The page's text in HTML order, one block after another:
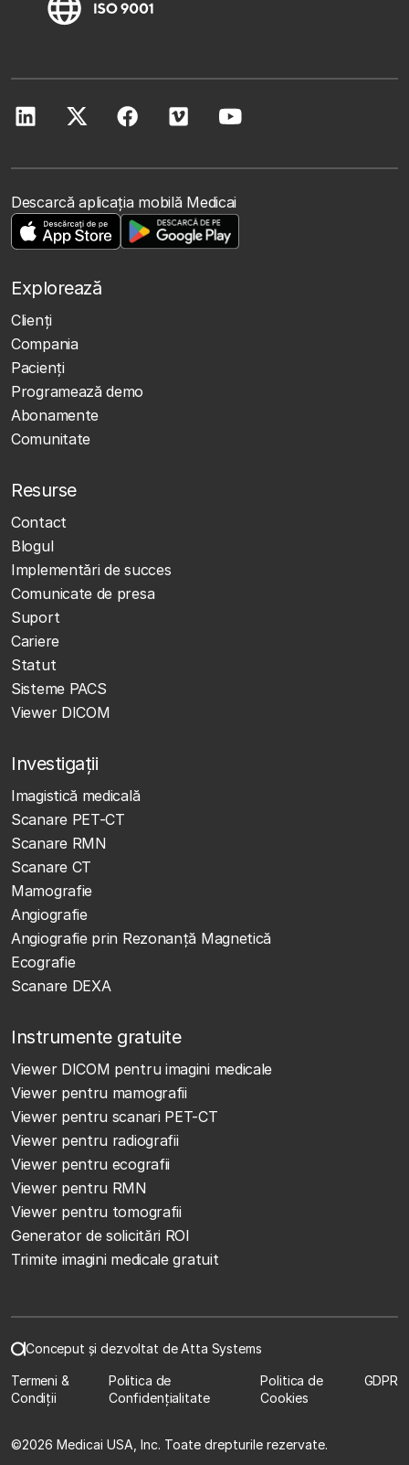
Descarcă aplicația mobilă Medicai
Explorează
Clienţi
Compania
Pacienți
Programează demo
Abonamente
Comunitate
Resurse
Contact
Blogul
Implementări de succes
Comunicate de presa
Suport
Cariere
Statut
Sisteme PACS
Viewer DICOM
Investigații
Imagistică medicală
Scanare PET-CT
Scanare RMN
Scanare CT
Mamografie
Angiografie
Angiografie prin Rezonanță Magnetică
Ecografie
Scanare DEXA
Instrumente gratuite
Viewer DICOM pentru imagini medicale
Viewer pentru mamografii
Viewer pentru scanari PET-CT
Viewer pentru radiografii
Viewer pentru ecografii
Viewer pentru RMN
Viewer pentru tomografii
Generator de solicitări ROI
Trimite imagini medicale gratuit
Conceput și dezvoltat de Atta Systems
Termeni &
Condiții
Politica de
Confidențialitate
Politica de
Cookies
GDPR
©2026 Medicai USA, Inc. Toate drepturile rezervate.